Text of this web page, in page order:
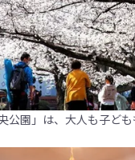
公園」は、大人も子ど